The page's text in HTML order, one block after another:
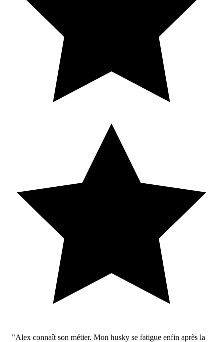
"Alex connaît son métier. Mon husky se fatigue enfin après la